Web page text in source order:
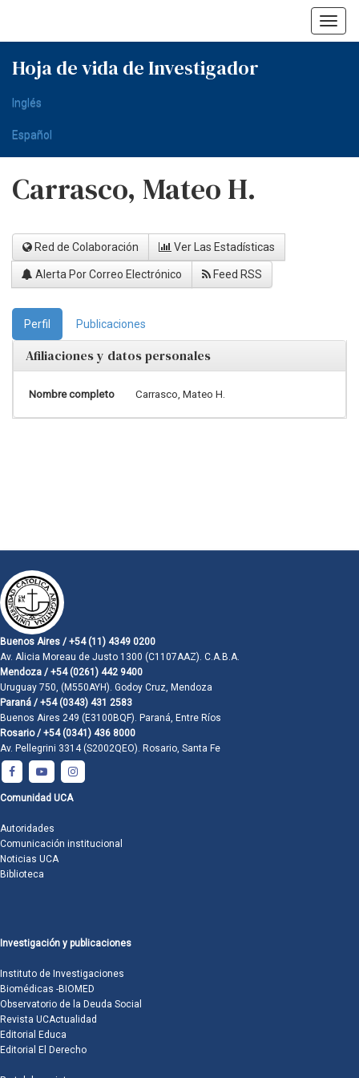
Hoja de vida de Investigador
Inglés
Español
Carrasco, Mateo H.
Red de Colaboración Ver Las Estadísticas
Alerta Por Correo Electrónico Feed RSS
Perfil Publicaciones
Afiliaciones y datos personales
Nombre completo Carrasco, Mateo H.
Buenos Aires / +54 (11) 4349 0200
Av. Alicia Moreau de Justo 1300 (C1107AAZ). C.A.B.A.
Mendoza / +54 (0261) 442 9400
Uruguay 750, (M550AYH). Godoy Cruz, Mendoza
Paraná / +54 (0343) 431 2583
Buenos Aires 249 (E3100BQF). Paraná, Entre Ríos
Rosario / +54 (0341) 436 8000
Av. Pellegrini 3314 (S2002QEO). Rosario, Santa Fe
Comunidad UCA
Autoridades
Comunicación institucional
Noticias UCA
Biblioteca
Investigación y publicaciones
Instituto de Investigaciones
Biomédicas -BIOMED
Observatorio de la Deuda Social
Revista UCActualidad
Editorial Educa
Editorial El Derecho